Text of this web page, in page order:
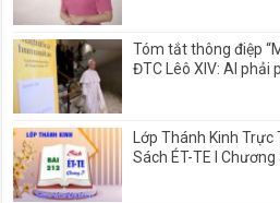
Tóm tắt thông điệp
ĐTC Lêô XIV: AI phải
Lớp Thánh Kinh Trực
Sách ÉT-TE I